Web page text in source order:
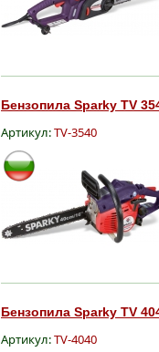
Бензопила Sparky TV
Артикул:TV-3540
Бензопила Sparky TV
Артикул:TV-4040